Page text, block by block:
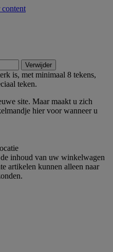
Verwijder
is, met minimaal 8 tekens,
teken.
site. Maar maakt u zich
hier voor wanneer u
inhoud van uw winkelwagen
artikelen kunnen alleen naar